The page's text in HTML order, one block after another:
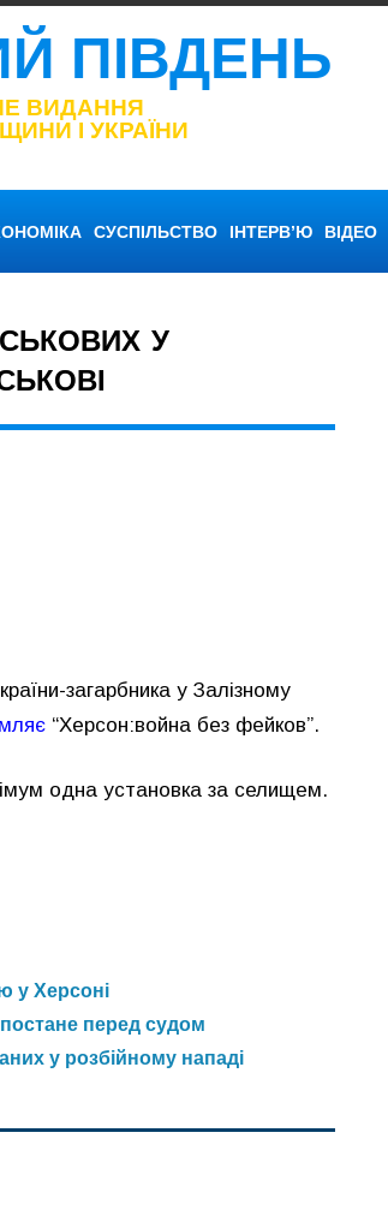
ПІВДЕНЬ
ВИДАННЯ
І УКРАЇНИ
СУСПІЛЬСТВО ІНТЕРВ’Ю ВІДЕО
У
загарбника у Залізному
“Херсон:война без фейков”.
одна установка за селищем.
у Херсоні
постане перед судом
у розбійному нападі